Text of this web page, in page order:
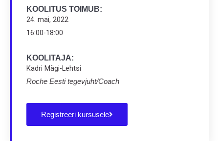
KOOLITUS TOIMUB:
24. mai, 2022
16:00-18:00
KOOLITAJA:
Kadri Mägi-Lehtsi
Roche Eesti tegevjuht/Coach
Registreeri kursusele